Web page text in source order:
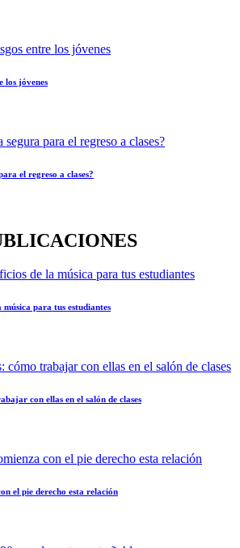
los jóvenes
el regreso a clases?
para tus estudiantes
con ellas en el salón de clases
el pie derecho esta relación